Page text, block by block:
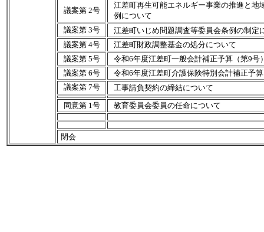
議案第 2号
江差町再生可能エネルギー事業の推進と
例について
議案第 3号
江差町いじめ問題調査等委員会条例の制定
議案第 4号
江差町財政調整基金の処分について
議案第 5号
令和6年度江差町一般会計補正予算（第9号
議案第 6号
令和6年度江差町介護保険特別会計補正予
議案第 7号
工事請負契約の締結について
同意第 1号
教育委員会委員の任命について
閉会